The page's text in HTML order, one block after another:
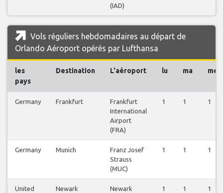
(IAD)
Vols réguliers hebdomadaires au départ de
Orlando Aéroport opérés par Lufthansa
les
pays
Destination L'aéroport lu ma me
Germany Frankfurt
Frankfurt
International
Airport
(FRA)
1 1 1
Germany Munich
Franz Josef
Strauss
(MUC)
1 1 1
United Newark Newark 1 1 1